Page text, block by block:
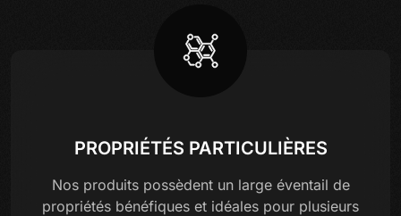
PROPRIÉTÉS PARTICULIÈRES
Nos produits possèdent un large éventail de
propriétés bénéfiques et idéales pour plusieurs